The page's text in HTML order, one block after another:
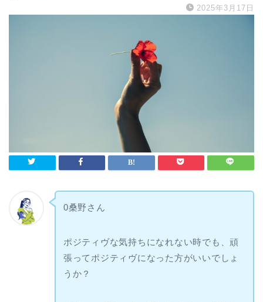
2025年3月17日
0桑野さん
ポジティヴな気持ちになれない時でも、頑
張ってポジティヴになった方がいいでしょ
うか？